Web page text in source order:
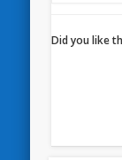
Did you like